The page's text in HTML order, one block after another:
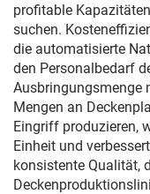
profitable
suchen.
die automatisierte
den Personalbedarf
Ausbringungsmenge
Mengen an
Eingriff produzieren,
Einheit und
konsistente Qualität,